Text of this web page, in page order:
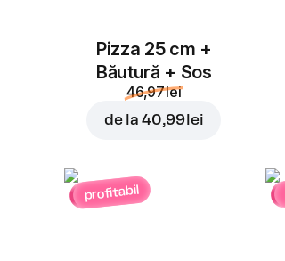
Pizza 25 cm +
Băutură + Sos
46,97 lei
de la40,99 lei
profitabil